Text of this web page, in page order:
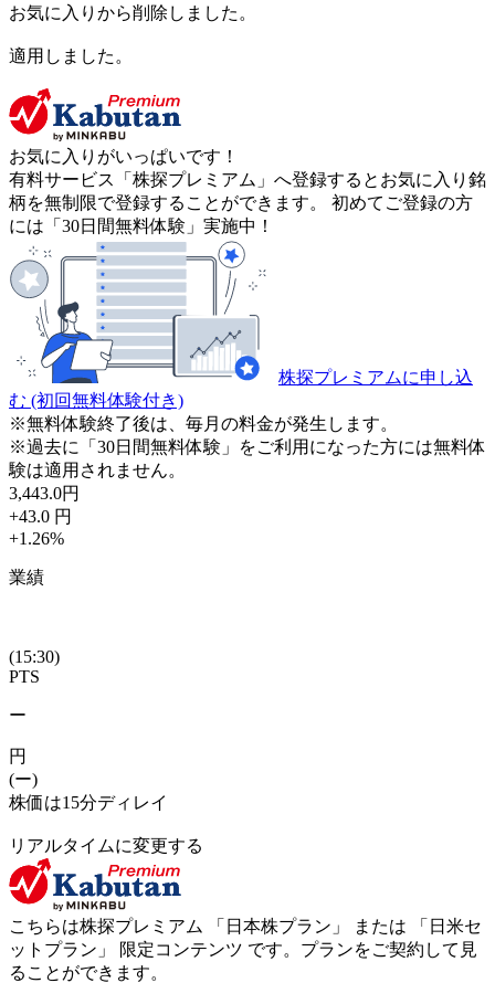
お気に入りから削除しました。
適用しました。
お気に入りがいっぱいです！
有料サービス「株探プレミアム」へ登録するとお気に入り銘
柄を無制限で登録することができます。 初めてご登録の方
には「30日間無料体験」実施中！
株探プレミアムに申し込
む (初回無料体験付き)
※無料体験終了後は、毎月の料金が発生します。
※過去に「30日間無料体験」をご利用になった方には無料体
験は適用されません。
3,443.0円
+43.0 円
+1.26%
業績
(15:30)
PTS
ー
円
(ー)
株価は15分ディレイ
リアルタイムに変更する
こちらは株探プレミアム 「 日本株プラン 」 または 「 日米セ
ットプラン 」 限定コンテンツ です。プランをご契約して見
ることができます。